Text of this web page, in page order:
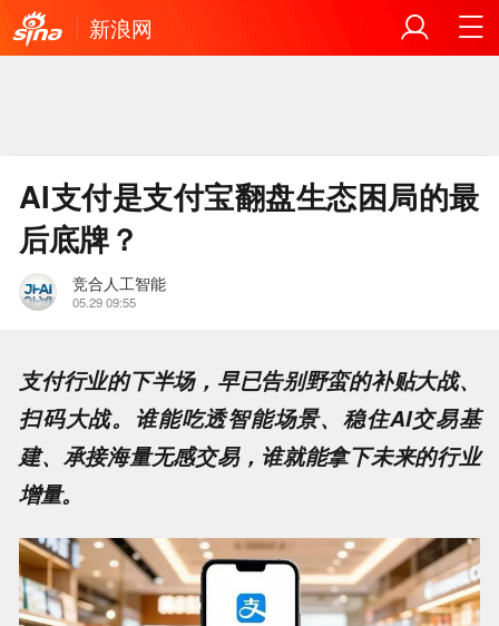
新浪网
AI支付是支付宝翻盘生态困局的最
后底牌？
竞合人工智能
05.29 09:55
支付行业的下半场，早已告别野蛮的补贴大战、
扫码大战。谁能吃透智能场景、稳住AI交易基
建、承接海量无感交易，谁就能拿下未来的行业
增量。